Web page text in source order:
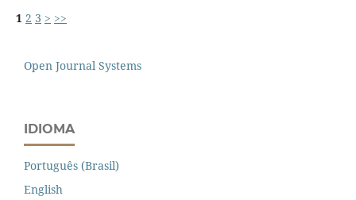
1 2 3 > >>
Open Journal Systems
IDIOMA
Português (Brasil)
English